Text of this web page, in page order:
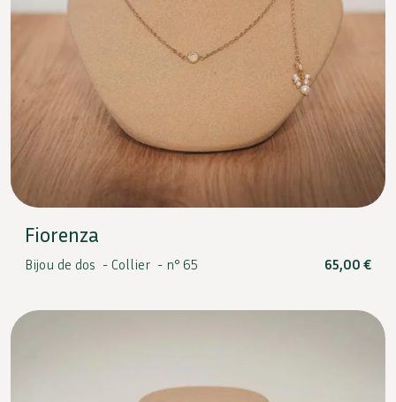
Fiorenza
Bijou de dos - Collier - n° 65 65,00 €